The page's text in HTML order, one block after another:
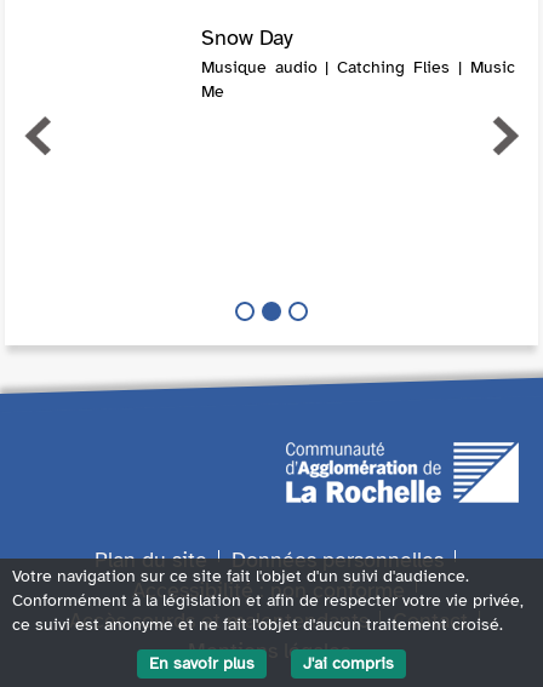
Snow Day
Musique audio | Catching Flies | Music
Me
Plan du site
Données personnelles
Accessibilité : non conforme
Accès sourds et malentendants
Contact
Mentions légales
Votre navigation sur ce site fait l'objet d'un suivi d'audience.
Conformément à la législation et afin de respecter votre vie privée,
ce suivi est anonyme et ne fait l'objet d'aucun traitement croisé.
En savoir plus
J'ai compris